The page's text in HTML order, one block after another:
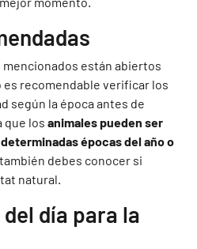
mencionados están abiertos
recomendable verificar los
según la época antes de
que los animales pueden ser
épocas del año o
debes conocer si
natural.
día para la